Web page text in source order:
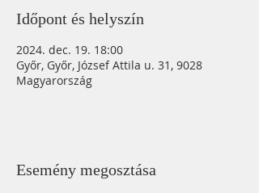
Időpont és helyszín
2024. dec. 19. 18:00
Győr, Győr, József Attila u. 31, 9028
Magyarország
Esemény megosztása